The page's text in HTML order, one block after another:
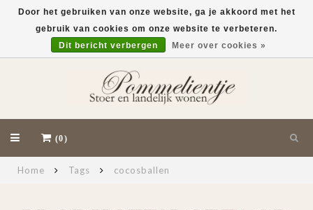
(0)
Home Tags cocosballen
Door het gebruiken van onze website, ga je akkoord met het
gebruik van cookies om onze website te verbeteren.
Dit bericht verbergen
Meer over cookies »